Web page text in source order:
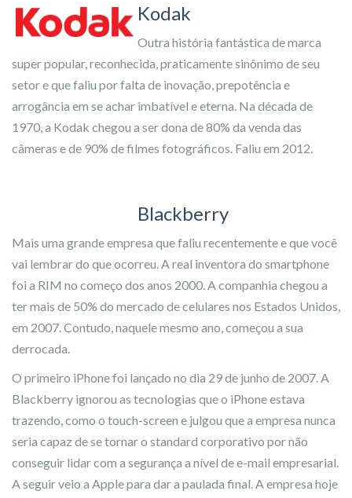
Kodak
Outra história fantástica de marca
super popular, reconhecida, praticamente sinônimo de seu
setor e que faliu por falta de inovação, prepotência e
arrogância em se achar imbatível e eterna. Na década de
1970, a Kodak chegou a ser dona de 80% da venda das
câmeras e de 90% de filmes fotográficos. Faliu em 2012.
Blackberry
Mais uma grande empresa que faliu recentemente e que você
vai lembrar do que ocorreu. A real inventora do smartphone
foi a RIM no começo dos anos 2000. A companhia chegou a
ter mais de 50% do mercado de celulares nos Estados Unidos,
em 2007. Contudo, naquele mesmo ano, começou a sua
derrocada.
O primeiro iPhone foi lançado no dia 29 de junho de 2007. A
Blackberry ignorou as tecnologias que o iPhone estava
trazendo, como o touch-screen e julgou que a empresa nunca
seria capaz de se tornar o standard corporativo por não
conseguir lidar com a segurança a nível de e-mail empresarial.
A seguir veio a Apple para dar a paulada final. A empresa hoje